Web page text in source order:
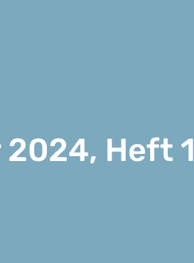
Heft 1